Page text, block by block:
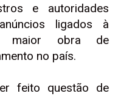
e autoridades
ligados à
maior obra de
no país.
feito questão de